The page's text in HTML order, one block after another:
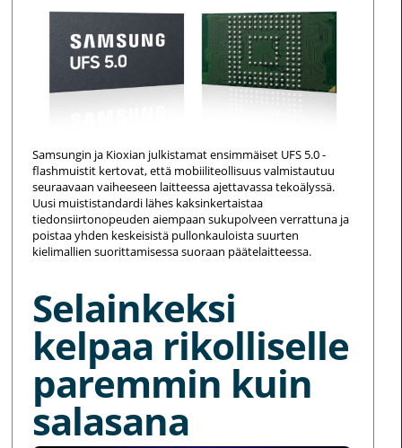
Samsungin ja Kioxian julkistamat ensimmäiset UFS 5.0 -
flashmuistit kertovat, että mobiiliteollisuus valmistautuu
seuraavaan vaiheeseen laitteessa ajettavassa tekoälyssä.
Uusi muististandardi lähes kaksinkertaistaa
tiedonsiirtonopeuden aiempaan sukupolveen verrattuna ja
poistaa yhden keskeisistä pullonkauloista suurten
kielimallien suorittamisessa suoraan päätelaitteessa.
Selainkeksi
kelpaa rikolliselle
paremmin kuin
salasana